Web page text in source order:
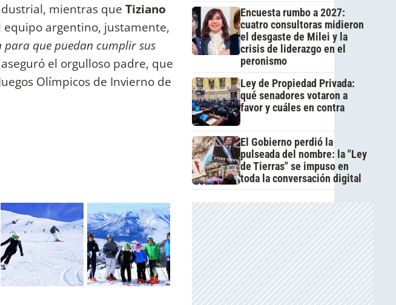
mientras que Tiziano
argentino, justamente,
para que puedan cumplir sus
aseguró el orgulloso padre, que
Olímpicos de Invierno de
Encuesta rumbo a 2027:
cuatro consultoras midieron
el desgaste de Milei y la
crisis de liderazgo en el
peronismo
Ley de Propiedad Privada:
qué senadores votaron a
favor y cuáles en contra
El Gobierno perdió la
pulseada del nombre: la "Ley
de Tierras" se impuso en
toda la conversación digital